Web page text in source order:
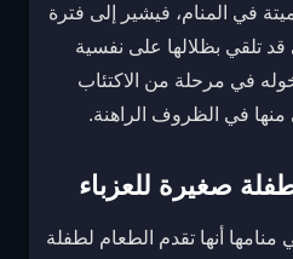
في المنام، فيشير إلى فترة
قد تلقي بظلالها على نفسية
في مرحلة من الاكتئاب
منها في الظروف الراهنة.
صغيرة للعزباء
منامها أنها تقدم الطعام لطفلة